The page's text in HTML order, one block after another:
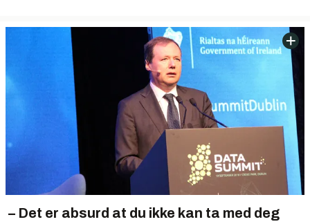
– Det er absurd at du ikke kan ta med deg